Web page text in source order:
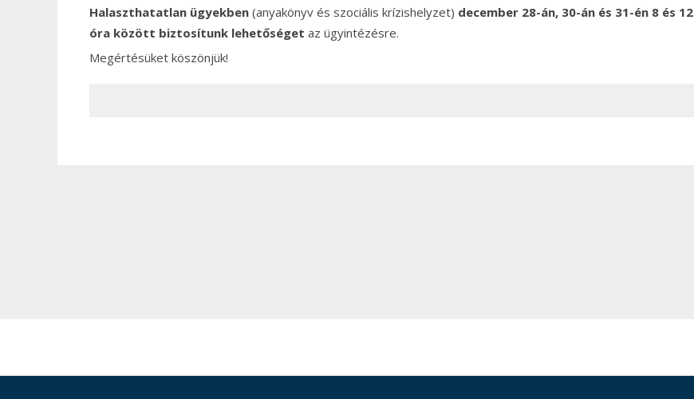
Halaszthatatlan ügyekben (anyakönyv és szociális krízishelyzet) december 28-án, 30-án és 31-én 8 és 12
óra között biztosítunk lehetőséget az ügyintézésre.
Megértésüket köszönjük!